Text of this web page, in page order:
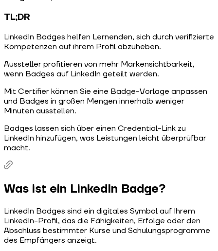
TL;DR
LinkedIn Badges helfen Lernenden, sich durch verifizierte
Kompetenzen auf ihrem Profil abzuheben.
Aussteller profitieren von mehr Markensichtbarkeit,
wenn Badges auf LinkedIn geteilt werden.
Mit Certifier können Sie eine Badge-Vorlage anpassen
und Badges in großen Mengen innerhalb weniger
Minuten ausstellen.
Badges lassen sich über einen Credential-Link zu
LinkedIn hinzufügen, was Leistungen leicht überprüfbar
macht.
Was ist ein LinkedIn Badge?
LinkedIn Badges sind ein digitales Symbol auf Ihrem
LinkedIn-Profil, das die Fähigkeiten, Erfolge oder den
Abschluss bestimmter Kurse und Schulungsprogramme
des Empfängers anzeigt.